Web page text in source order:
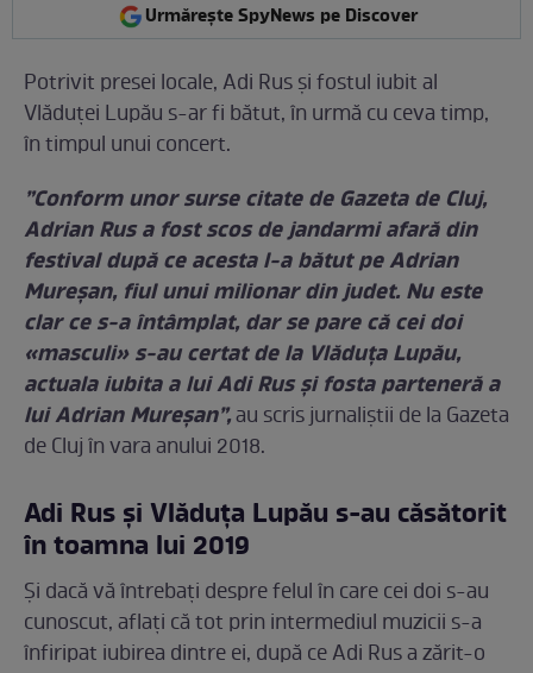
Urmărește SpyNews pe Discover
Potrivit presei locale, Adi Rus și fostul iubit al
Vlăduței Lupău s-ar fi bătut, în urmă cu ceva timp,
în timpul unui concert.
”Conform unor surse citate de Gazeta de Cluj,
Adrian Rus a fost scos de jandarmi afară din
festival după ce acesta l-a bătut pe Adrian
Mureșan, fiul unui milionar din judet. Nu este
clar ce s-a întâmplat, dar se pare că cei doi
«masculi» s-au certat de la Vlăduța Lupău,
actuala iubita a lui Adi Rus și fosta parteneră a
lui Adrian Mureșan”,au scris jurnaliștii de la Gazeta
de Cluj în vara anului 2018.
Adi Rus și Vlăduța Lupău s-au căsătorit
în toamna lui 2019
Și dacă vă întrebați despre felul în care cei doi s-au
cunoscut, aflați că tot prin intermediul muzicii s-a
înfiripat iubirea dintre ei, după ce Adi Rus a zărit-o